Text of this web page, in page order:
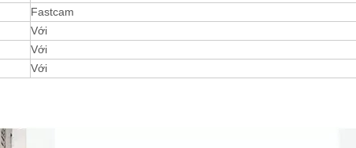
Fastcam
Với
Với
Với